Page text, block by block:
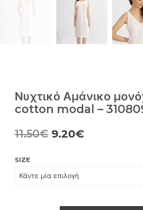
Νυχτικό Αμάνικο
cotton modal –
11.50€ Original
11.50€.
9.20€Η
SIZE